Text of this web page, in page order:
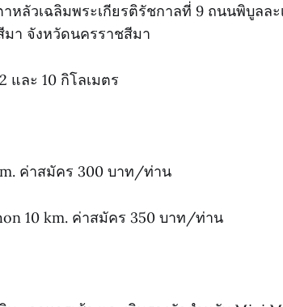
ลัวเฉลิมพระเกียรติรัชกาลที่ 9 ถนนพิบูลล
มา จังหวัดนครราชสีมา
และ 10 กิโลเมตร
ค่าสมัคร 300 บาท/ท่าน
10 km. ค่าสมัคร 350 บาท/ท่าน